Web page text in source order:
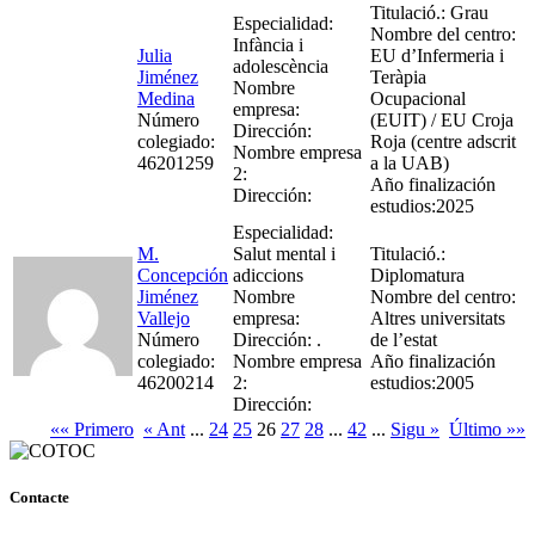
Julia
Jiménez
Medina
Número
colegiado:
46201259
Especialidad:
Infància i
adolescència
Nombre
empresa:
Dirección:
Nombre empresa
2:
Dirección:
Titulació.: Grau
Nombre del centro:
EU d’Infermeria i
Teràpia
Ocupacional
(EUIT) / EU Croja
Roja (centre adscrit
a la UAB)
Año finalización
estudios:2025
M.
Concepción
Jiménez
Vallejo
Número
colegiado:
46200214
Especialidad:
Salut mental i
adiccions
Nombre
empresa:
Dirección: .
Nombre empresa
2:
Dirección:
Titulació.:
Diplomatura
Nombre del centro:
Altres universitats
de l’estat
Año finalización
estudios:2005
«« Primero « Ant ... 24 25 26 27 28 ... 42 ... Sigu » Último »»
Contacte